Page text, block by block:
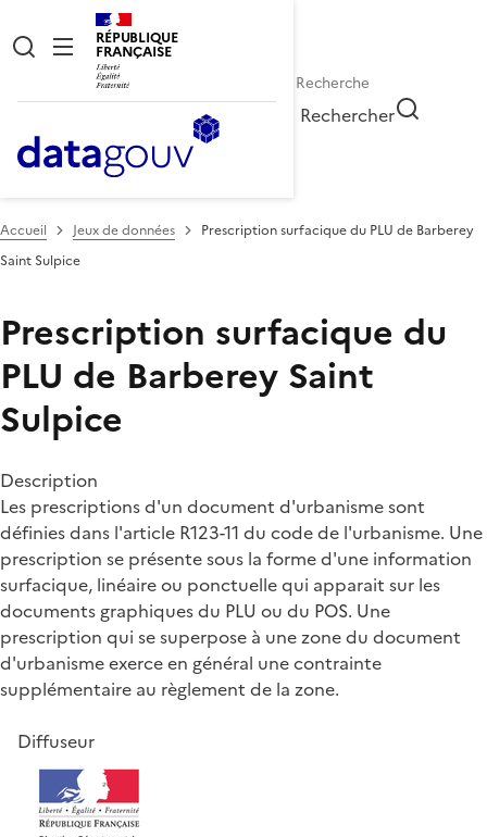
RÉPUBLIQUE
FRANÇAISE
Rechercher
Accueil Jeux de données
Prescription surfacique du PLU de Barberey
Saint Sulpice
Prescription surfacique du
PLU de Barberey Saint
Sulpice
Description
Les prescriptions d'un document d'urbanisme sont
définies dans l'article R123-11 du code de l'urbanisme. Une
prescription se présente sous la forme d'une information
surfacique, linéaire ou ponctuelle qui apparait sur les
documents graphiques du PLU ou du POS. Une
prescription qui se superpose à une zone du document
d'urbanisme exerce en général une contrainte
supplémentaire au règlement de la zone.
Diffuseur